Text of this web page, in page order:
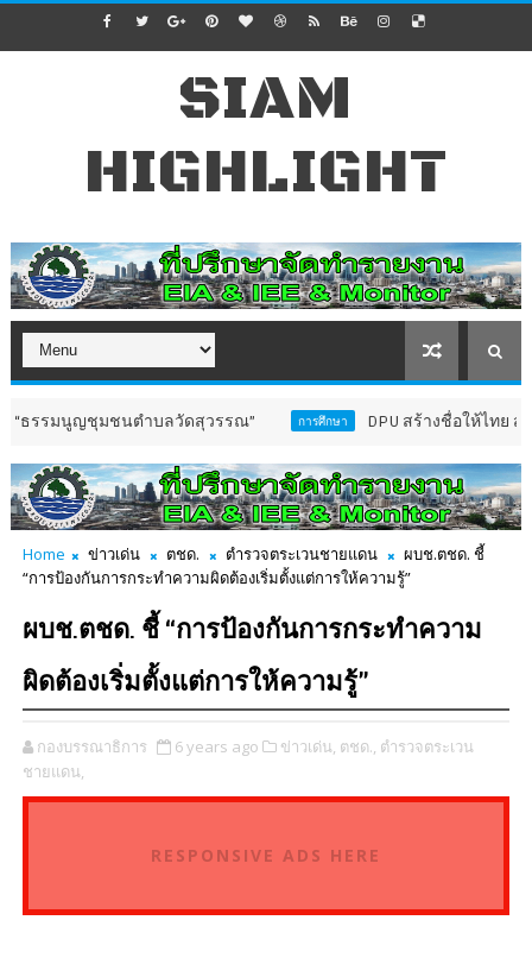
SIAM
HIGHLIGHT
ชุมชนตำบลวัดสุวรรณ” การศึกษา DPU สร้างชื่อให้ไทย สถาบันแรก
Home ข่าวเด่น ตชด. ตำรวจตระเวนชายแดน
ผบช.ตชด. ชี้
“การป้องกันการกระทำความผิดต้องเริ่มตั้งแต่การให้ความรู้”
ผบช.ตชด. ชี้ “การป้องกันการกระทำความ
ผิดต้องเริ่มตั้งแต่การให้ความรู้”
กองบรรณาธิการ 6 years ago ข่าวเด่น, ตชด., ตำรวจตระเวน
ชายแดน,
RESPONSIVE ADS HERE